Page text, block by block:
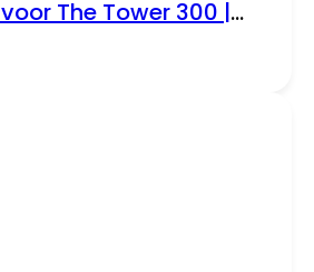
The Tower 300 |